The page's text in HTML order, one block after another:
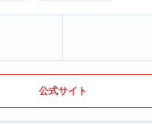
公式サイト